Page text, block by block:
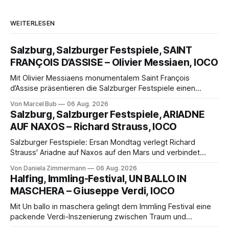
WEITERLESEN
Salzburg, Salzburger Festspiele, SAINT
FRANÇOIS D’ASSISE – Olivier Messiaen, IOCO
Mit Olivier Messiaens monumentalem Saint François
d’Assise präsentieren die Salzburger Festspiele einen
eine bildgewaltige Inszenierung, Maxime Pascal entfaltet
die komplexe Partitur eindrucksvoll, Philippe Sly berührt als
Franziskus.
Von Marcel Bub 06 Aug. 2026
Salzburg, Salzburger Festspiele, ARIADNE
AUF NAXOS – Richard Strauss, IOCO
Salzburger Festspiele: Ersan Mondtag verlegt Richard
Strauss' Ariadne auf Naxos auf den Mars und verbindet
Aufführung mit starken Solisten und den Wiener
Philharmonikern, szenisch bleibt der zweite Akt jedoch
hinter den Erwartungen zurück.
Von Daniela Zimmermann 06 Aug. 2026
Halfing, Immling-Festival, UN BALLO IN
MASCHERA – Giuseppe Verdi, IOCO
Mit Un ballo in maschera gelingt dem Immling Festival eine
packende Verdi-Inszenierung zwischen Traum und